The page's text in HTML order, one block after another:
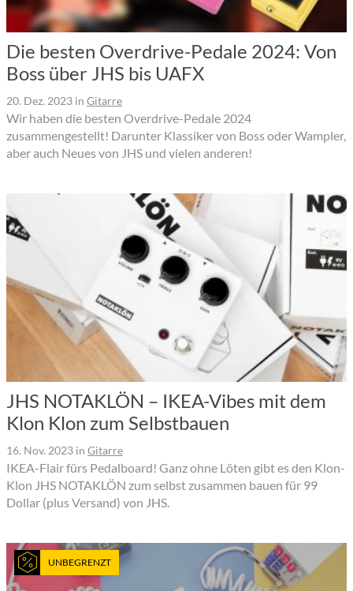
Die besten Overdrive-Pedale 2024: Von
Boss über JHS bis UAFX
20. Dez. 2023 in Gitarre
Wir haben die besten Overdrive-Pedale 2024
zusammengestellt! Darunter Klassiker von Boss oder Wampler,
aber auch Neues von JHS und vielen anderen!
JHS NOTAKLÖN – IKEA-Vibes mit dem
Klon Klon zum Selbstbauen
16. Nov. 2023 in Gitarre
IKEA-Flair fürs Pedalboard! Ganz ohne Löten gibt es den Klon-
Klon JHS NOTAKLÖN zum selbst zusammen bauen für 99
Dollar (plus Versand) von JHS.
UNBEGRENZT